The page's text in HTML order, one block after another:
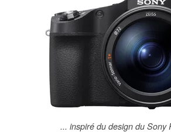
... inspiré du design du Sony